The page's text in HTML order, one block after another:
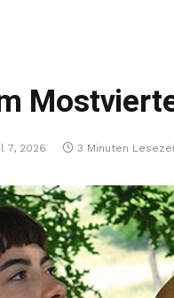
7, 2026 3 Minuten